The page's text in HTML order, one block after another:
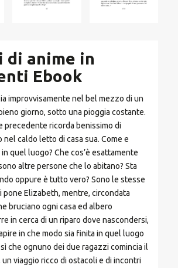
di anime in
Ebook
improvvisamente nel bel mezzo di un
giorno, sotto una pioggia costante.
precedente ricorda benissimo di
nel caldo letto di casa sua. Come e
quel luogo? Che cos’è esattamente
altre persone che lo abitano? Sta
oppure è tutto vero? Sono le stesse
pone Elizabeth, mentre, circondata
bruciano ogni casa ed albero
in cerca di un riparo dove nascondersi,
in che modo sia finita in quel luogo
che ognuno dei due ragazzi comincia il
viaggio ricco di ostacoli e di incontri